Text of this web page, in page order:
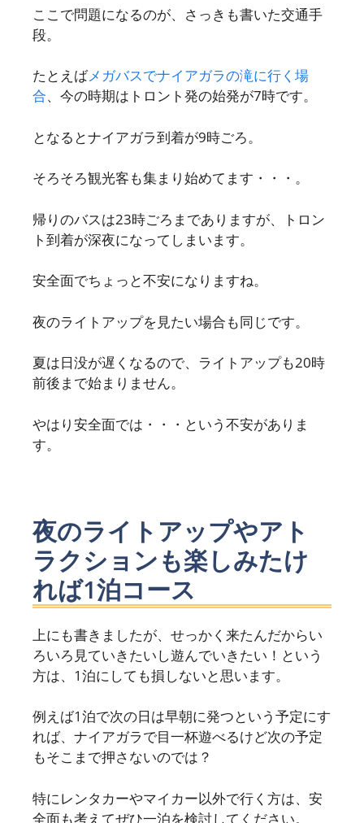
ここで問題になるのが、さっきも書いた交通手
段。
たとえばメガバスでナイアガラの滝に行く場
合、今の時期はトロント発の始発が7時です。
となるとナイアガラ到着が9時ごろ。
そろそろ観光客も集まり始めてます・・・。
帰りのバスは23時ごろまでありますが、トロン
ト到着が深夜になってしまいます。
安全面でちょっと不安になりますね。
夜のライトアップを見たい場合も同じです。
夏は日没が遅くなるので、ライトアップも20時
前後まで始まりません。
やはり安全面では・・・という不安がありま
す。
夜のライトアップやアト
ラクションも楽しみたけ
れば1泊コース
上にも書きましたが、せっかく来たんだからい
ろいろ見ていきたいし遊んでいきたい！という
方は、1泊にしても損しないと思います。
例えば1泊で次の日は早朝に発つという予定にす
れば、ナイアガラで目一杯遊べるけど次の予定
もそこまで押さないのでは？
特にレンタカーやマイカー以外で行く方は、安
全面も考えてぜひ一泊を検討してください。